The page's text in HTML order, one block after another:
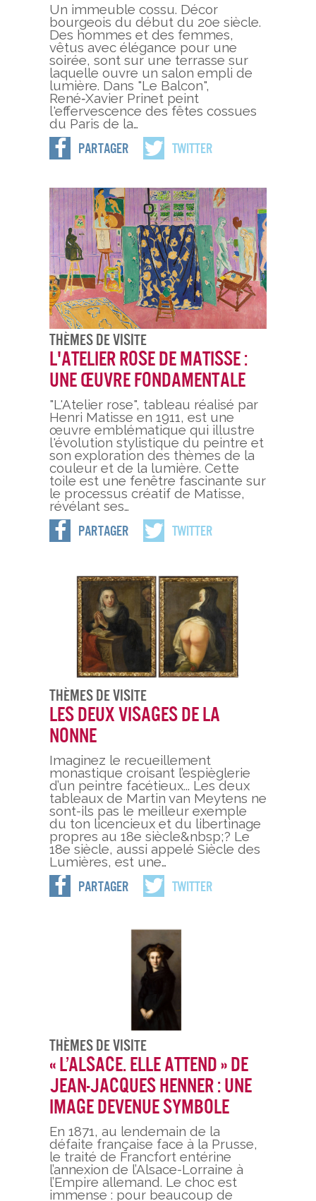
Un immeuble cossu. Décor
bourgeois du début du 20e siècle.
Des hommes et des femmes,
vêtus avec élégance pour une
soirée, sont sur une terrasse sur
laquelle ouvre un salon empli de
lumière. Dans "Le Balcon",
René‑Xavier Prinet peint
l'effervescence des fêtes cossues
du Paris de la…
Partager Twitter
Thèmes De Visite
L'Atelier Rose de Matisse :
Une Œuvre Fondamentale
"L'Atelier rose", tableau réalisé par
Henri Matisse en 1911, est une
œuvre emblématique qui illustre
l'évolution stylistique du peintre et
son exploration des thèmes de la
couleur et de la lumière. Cette
toile est une fenêtre fascinante sur
le processus créatif de Matisse,
révélant ses…
Partager Twitter
Thèmes De Visite
Les deux visages de la
nonne
Imaginez le recueillement
monastique croisant l’espièglerie
d’un peintre facétieux... Les deux
tableaux de Martin van Meytens ne
sont-ils pas le meilleur exemple
du ton licencieux et du libertinage
propres au 18e siècle&nbsp;? Le
18e siècle, aussi appelé Siècle des
Lumières, est une…
Partager Twitter
Thèmes De Visite
« L’Alsace. Elle attend » de
Jean-Jacques Henner : une
image devenue symbole
En 1871, au lendemain de la
défaite française face à la Prusse,
le traité de Francfort entérine
l’annexion de l’Alsace-Lorraine à
l’Empire allemand. Le choc est
immense : pour beaucoup de